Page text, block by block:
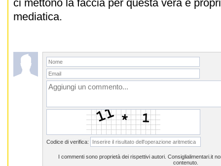
ci mettono la faccia per questa vera e
mediatica.
Codice di verifica:
I commenti sono proprietà dei rispettivi autori. Consiglialimentari.it
contenuto.